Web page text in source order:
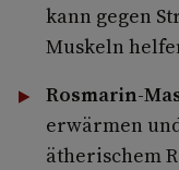
kann gegen
Muskeln
Rosmarin-
erwärmen
ätherischem